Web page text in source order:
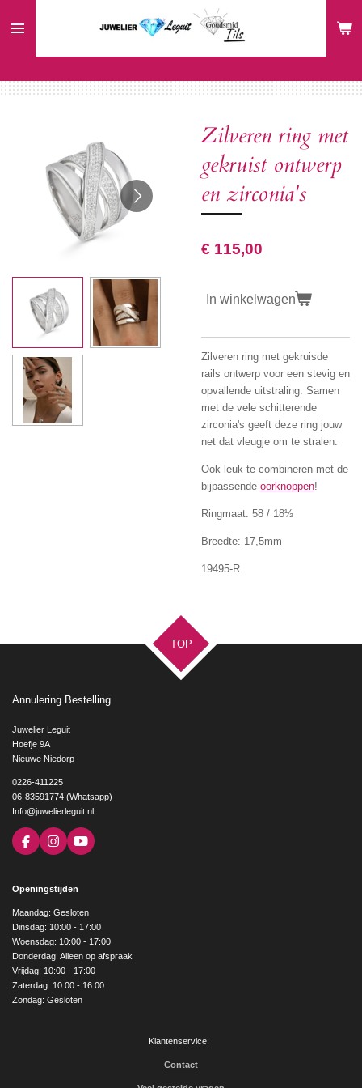
direct
hoofdinhoud
Zilveren ring met
gekruist ontwerp
en zirconia's
€ 115,00
In winkelwagen
Zilveren ring met gekruisde
rails ontwerp voor een stevig en
opvallende uitstraling. Samen
met de vele schitterende
zirconia's geeft deze ring jouw
net dat vleugje om te stralen.
Ook leuk te combineren met de
bijpassende oorknoppen!
Ringmaat: 58 / 18½
Breedte: 17,5mm
19495-R
TOP
Annulering Bestelling
Juwelier Leguit
Hoefje 9A
Nieuwe Niedorp
0226-411225
06-83591774 (Whatsapp)
Info@juwelierleguit.nl
F
a
b
o
k
I
n
a
g
r
a
m
Y
o
e
Openingstijden
Maandag: Gesloten
Dinsdag: 10:00 - 17:00
Woensdag: 10:00 - 17:00
Donderdag: Alleen op afspraak
Vrijdag: 10:00 - 17:00
Zaterdag: 10:00 - 16:00
Zondag: Gesloten
Klantenservice:
Contact